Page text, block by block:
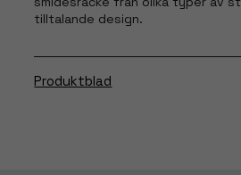
tilltalande design.
Produktblad